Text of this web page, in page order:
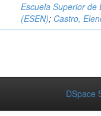
Escuela Superior de
(ESEN); Castro,
DSpace